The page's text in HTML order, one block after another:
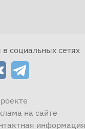
социальных сетях
на сайте
информация